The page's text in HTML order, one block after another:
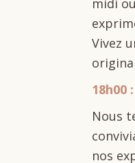
Vivez
18h00
Nous
nos